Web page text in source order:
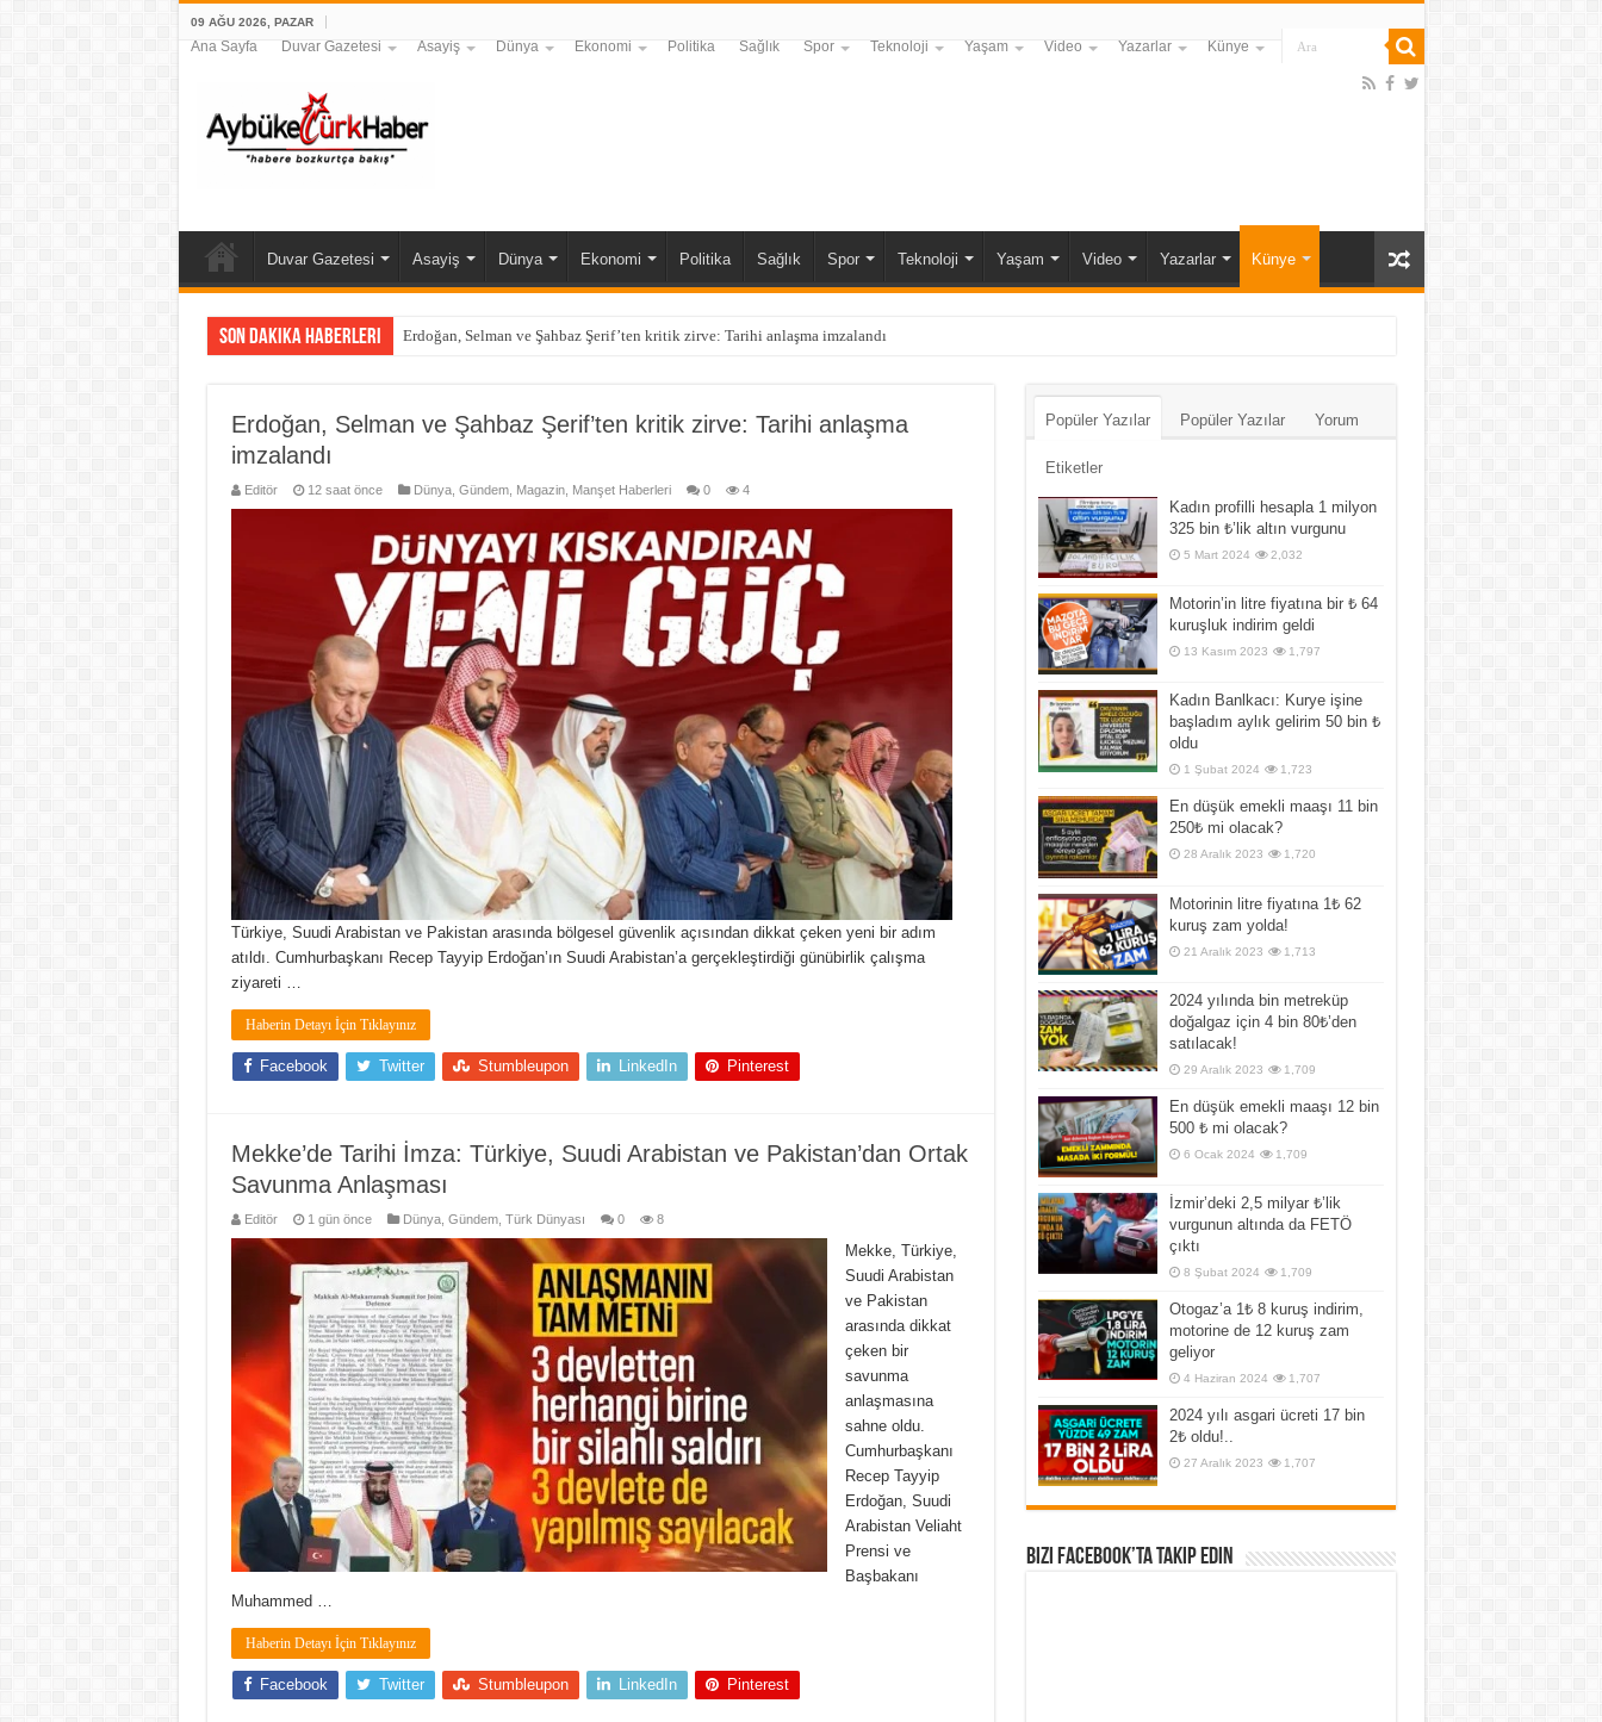
09 AĞU 2026, PAZAR
Ana Sayfa Duvar Gazetesi Asayiş Dünya Ekonomi Politika Sağlık Spor Teknoloji Yaşam Video Yazarlar Künye
Duvar Gazetesi Asayiş Dünya Ekonomi Politika Sağlık Spor Teknoloji Yaşam Video Yazarlar Künye
Son Dakika Haberleri Erdoğan, Selman ve Şahbaz Şerif’ten kritik zirve: Tarihi anlaşma imzalandı
Erdoğan, Selman ve Şahbaz Şerif’ten kritik zirve: Tarihi anlaşma
imzalandı
Editör 12 saat önce Dünya, Gündem, Magazin, Manşet Haberleri 0 4
Türkiye, Suudi Arabistan ve Pakistan arasında bölgesel güvenlik açısından dikkat çeken yeni bir adım
atıldı. Cumhurbaşkanı Recep Tayyip Erdoğan’ın Suudi Arabistan’a gerçekleştirdiği günübirlik çalışma
ziyareti …
Haberin Detayı İçin Tıklayınız
Facebook Twitter Stumbleupon LinkedIn Pinterest
Mekke’de Tarihi İmza: Türkiye, Suudi Arabistan ve Pakistan’dan Ortak
Savunma Anlaşması
Editör 1 gün önce Dünya, Gündem, Türk Dünyası 0 8
Mekke, Türkiye,
Suudi Arabistan
ve Pakistan
arasında dikkat
çeken bir
savunma
anlaşmasına
sahne oldu.
Cumhurbaşkanı
Recep Tayyip
Erdoğan, Suudi
Arabistan Veliaht
Prensi ve
Başbakanı
Muhammed …
Haberin Detayı İçin Tıklayınız
Facebook Twitter Stumbleupon LinkedIn Pinterest
Popüler Yazılar Popüler Yazılar Yorum
Etiketler
Kadın profilli hesapla 1 milyon
325 bin ₺’lik altın vurgunu
5 Mart 2024 2,032
Motorin’in litre fiyatına bir ₺ 64
kuruşluk indirim geldi
13 Kasım 2023 1,797
Kadın Banlkacı: Kurye işine
başladım aylık gelirim 50 bin ₺
oldu
1 Şubat 2024 1,723
En düşük emekli maaşı 11 bin
250₺ mi olacak?
28 Aralık 2023 1,720
Motorinin litre fiyatına 1₺ 62
kuruş zam yolda!
21 Aralık 2023 1,713
2024 yılında bin metreküp
doğalgaz için 4 bin 80₺’den
satılacak!
29 Aralık 2023 1,709
En düşük emekli maaşı 12 bin
500 ₺ mi olacak?
6 Ocak 2024 1,709
İzmir’deki 2,5 milyar ₺’lik
vurgunun altında da FETÖ
çıktı
8 Şubat 2024 1,709
Otogaz’a 1₺ 8 kuruş indirim,
motorine de 12 kuruş zam
geliyor
4 Haziran 2024 1,707
2024 yılı asgari ücreti 17 bin
2₺ oldu!..
27 Aralık 2023 1,707
Bizi Facebook’ta Takip Edin